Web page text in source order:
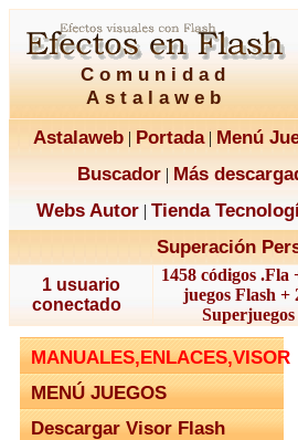
Comunidad
Astalaweb
Astalaweb| Portada| Menú
Buscador | Más
Webs Autor | Tienda
Superación
1 usuario
conectado
1458 códigos .Fla
juegos Flash +
Superjuegos
MANUALES,ENLACES,VISOR
MENÚ JUEGOS
Descargar Visor Flash